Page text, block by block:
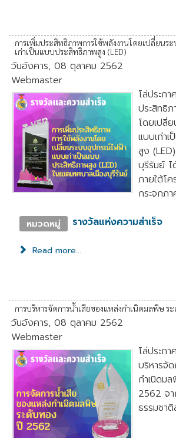
การเพิ่มประสิทธิภาพการใช้พลังงานโดยเปลี่ยน
เก่าเป็นแบบประสิทธิภาพสูง (LED)
วันอังคาร, 08 ตุลาคม 2562
Webmaster
โล่ประก
ประสิทธิ
โดยเปลี่
แบบเก่า
สูง
บุรีรัมย์ ไ
ภายใต้โ
กระจกภ
หมวดหมู่ รางวัลแห่งความสำเร็จ
Read more...
การบริหารจัดการน้ำเสียของแหล่งกำเนิดมลพิษ ร
วันอังคาร, 08 ตุลาคม 2562
Webmaster
โล่ประก
บริหารจั
กำเนิดม
2562 จ
ธรรมชา